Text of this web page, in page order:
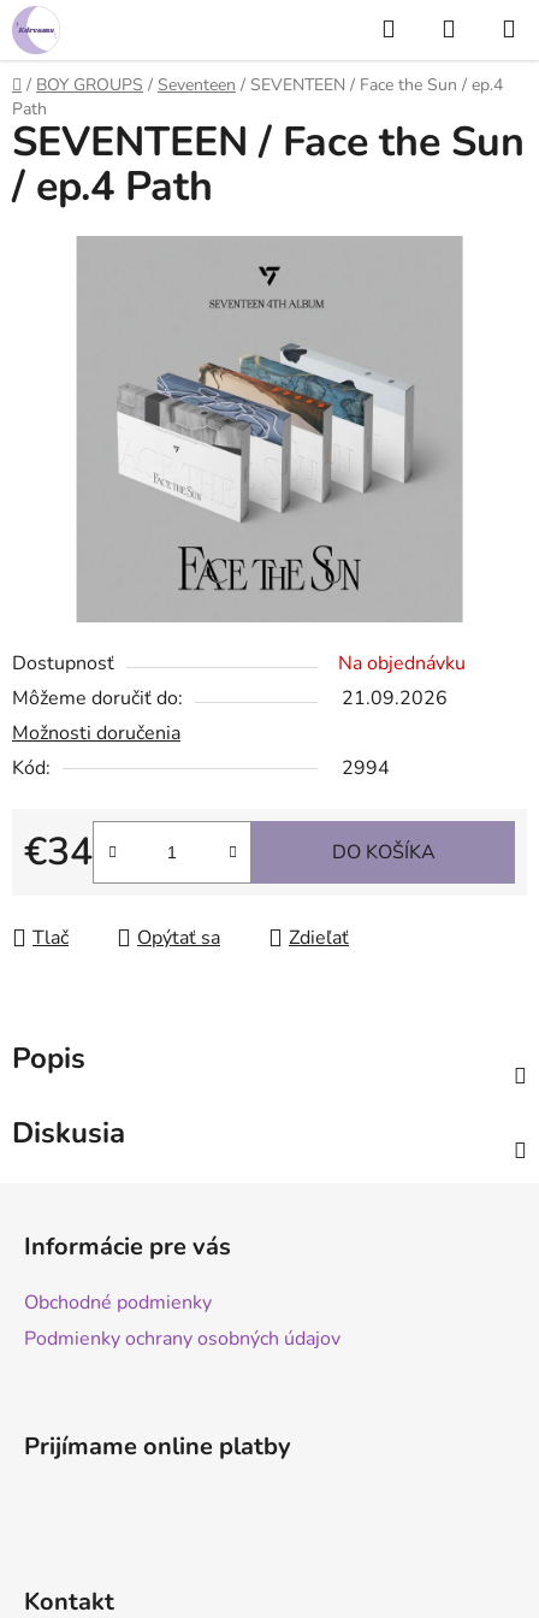
Prejsť
na
obsah
Hľadať
KOŠÍK
Domov
/ BOY GROUPS / Seventeen / SEVENTEEN / Face the Sun / ep.4
Path
Dostupnosť
Na objednávku
Môžeme doručiť do:
21.09.2026
Možnosti doručenia
Kód:
2994
€34
Jednotková cena:
DO KOŠÍKA
Tlač Opýtať sa Zdieľať
SEVENTEEN / Face the Sun
/ ep.4 Path
Popis
Diskusia
Informácie pre vás
Obchodné podmienky
Podmienky ochrany osobných údajov
Prijímame online platby
Kontakt